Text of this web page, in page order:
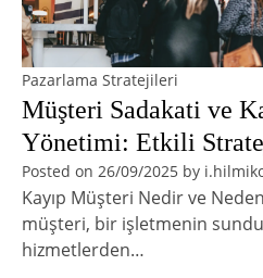
Pazarlama Stratejileri
Müşteri Sadakati ve
Yönetimi: Etkili
Posted on 26/09/2025 by
Kayıp Müşteri Nedir ve
müşteri, bir işletmenin
hizmetlerden…